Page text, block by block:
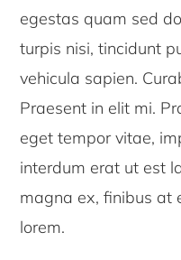
egestas quam sed
turpis nisi, tincidunt
vehicula sapien.
Praesent in elit mi.
eget tempor vitae,
interdum erat ut est
magna ex, finibus at
lorem.